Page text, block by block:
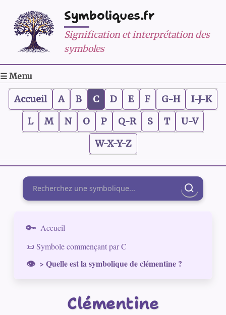
Symboliques.fr
Signification et interprétation des
symboles
☰ Menu
Accueil A B C D E F G-H
I-J-K
L
M N O P Q-R S T
U-V
W-X-Y-Z
Rechercher
Accueil
📜 Symbole commençant par C
> Quelle est la symbolique de clémentine ?
Clémentine